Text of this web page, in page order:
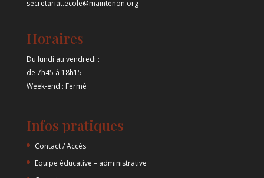
secretariat.ecole@maintenon.org
Horaires
Du lundi au vendredi :
de 7h45 à 18h15
Week-end : Fermé
Infos pratiques
Contact / Accès
Equipe éducative – administrative